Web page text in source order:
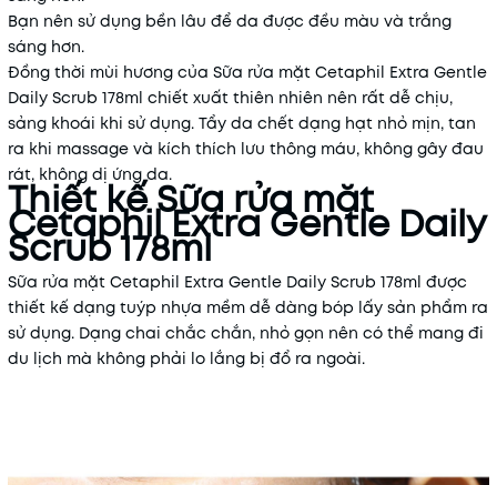
Bạn nên sử dụng bền lâu để da được đều màu và trắng
sáng hơn.
Đồng thời mùi hương của Sữa rửa mặt Cetaphil Extra Gentle
Daily Scrub 178ml chiết xuất thiên nhiên nên rất dễ chịu,
sảng khoái khi sử dụng. Tẩy da chết dạng hạt nhỏ mịn, tan
ra khi massage và kích thích lưu thông máu, không gây đau
rát, không dị ứng da.
Thiết kế Sữa rửa mặt
Cetaphil Extra Gentle Daily
Scrub 178ml
Sữa rửa mặt Cetaphil Extra Gentle Daily Scrub 178ml được
thiết kế dạng tuýp nhựa mềm dễ dàng bóp lấy sản phẩm ra
sử dụng. Dạng chai chắc chắn, nhỏ gọn nên có thể mang đi
du lịch mà không phải lo lắng bị đổ ra ngoài.